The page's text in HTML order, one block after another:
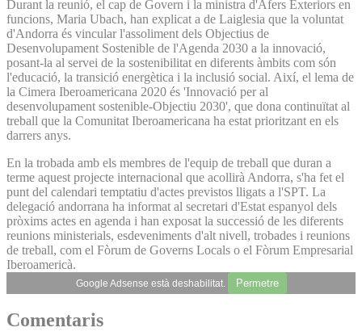
Durant la reunió, el cap de Govern i la ministra d'Afers Exteriors en
funcions, Maria Ubach, han explicat a de Laiglesia que la voluntat
d'Andorra és vincular l'assoliment dels Objectius de
Desenvolupament Sostenible de l'Agenda 2030 a la innovació,
posant-la al servei de la sostenibilitat en diferents àmbits com són
l'educació, la transició energètica i la inclusió social. Així, el lema de
la Cimera Iberoamericana 2020 és 'Innovació per al
desenvolupament sostenible-Objectiu 2030', que dona continuïtat al
treball que la Comunitat Iberoamericana ha estat prioritzant en els
darrers anys.
En la trobada amb els membres de l'equip de treball que duran a
terme aquest projecte internacional que acollirà Andorra, s'ha fet el
punt del calendari temptatiu d'actes previstos lligats a l'SPT. La
delegació andorrana ha informat al secretari d'Estat espanyol dels
pròxims actes en agenda i han exposat la successió de les diferents
reunions ministerials, esdeveniments d'alt nivell, trobades i reunions
de treball, com el Fòrum de Governs Locals o el Fòrum Empresarial
Iberoamericà.
Google Adsense està deshabilitat. Permetre
Comentaris